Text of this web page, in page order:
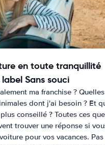
en toute tranquillité
Sans souci
ma franchise ?
dont j'ai besoin ? Et
conseillé ? Toutes ces
trouver une réponse si
pour vos vacances. Pas